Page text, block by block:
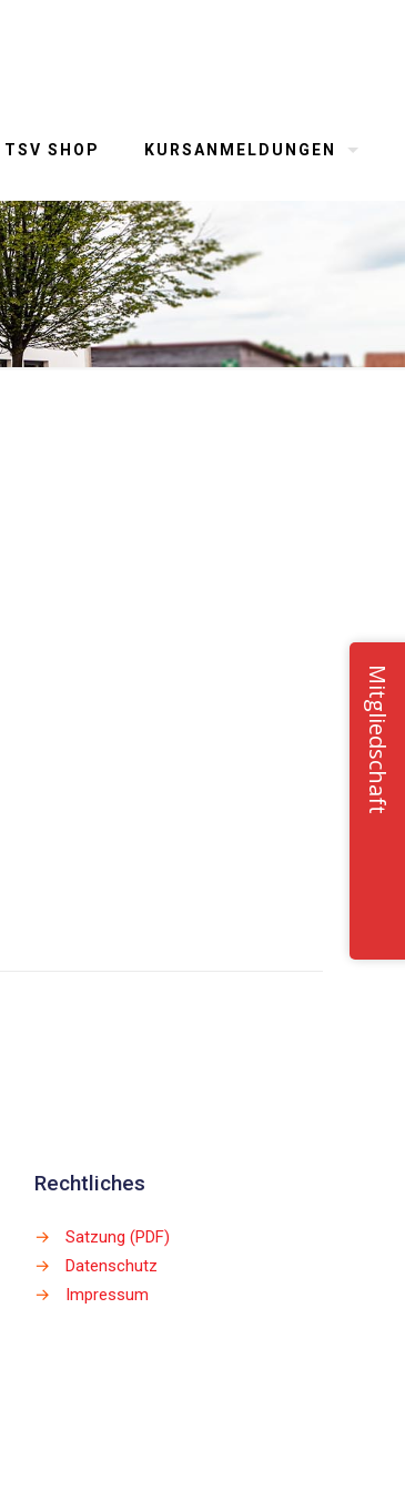
TSV SHOP KURSANMELDUNGEN
Rechtliches
→
Satzung (PDF)
→
Datenschutz
→
Impressum
Mitgliedschaft